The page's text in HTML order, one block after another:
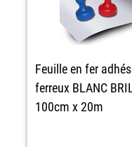
Feuille en fer
ferreux BLANC
100cm x 20m